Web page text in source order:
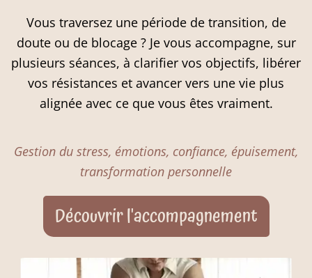
Vous traversez une période de transition, de
doute ou de blocage ? Je vous accompagne, sur
plusieurs séances, à clarifier vos objectifs, libérer
vos résistances et avancer vers une vie plus
alignée avec ce que vous êtes vraiment.
Gestion du stress, émotions, confiance, épuisement,
transformation personnelle
Découvrir l'accompagnement